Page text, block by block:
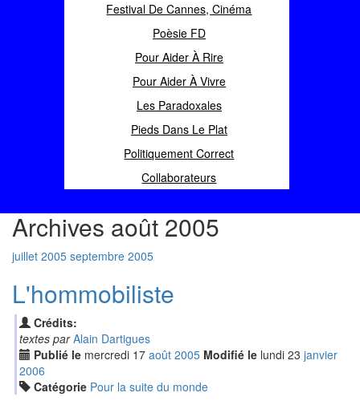
Festival De Cannes, Cinéma
Poèsie FD
Pour Aider À Rire
Pour Aider À Vivre
Les Paradoxales
Pieds Dans Le Plat
Politiquement Correct
Collaborateurs
Archives août 2005
juillet 2005 septembre 2005
L'hommobiliste
Crédits:
textes par Alain Dartigues
Publié le mercredi 17 août 2005 Modifié le lundi 23 janvier
2006
Catégorie Pour la suite du monde